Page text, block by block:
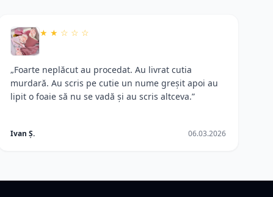
★ ★ ☆ ☆ ☆
„Foarte neplăcut au procedat. Au livrat cutia
murdară. Au scris pe cutie un nume greșit apoi au
lipit o foaie să nu se vadă și au scris altceva.”
Ivan Ș. 06.03.2026